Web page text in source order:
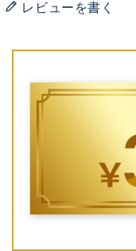
レビューを書く